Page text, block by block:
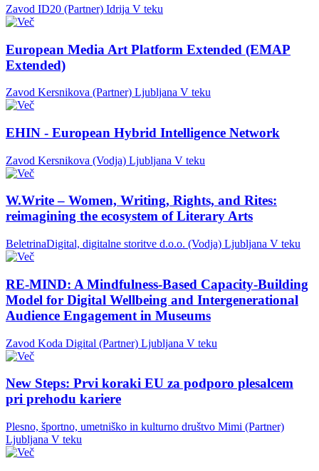
Zavod ID20 (Partner) Idrija V teku
European Media Art Platform Extended (EMAP
Extended)
Zavod Kersnikova (Partner) Ljubljana V teku
EHIN - European Hybrid Intelligence Network
Zavod Kersnikova (Vodja) Ljubljana V teku
W.Write – Women, Writing, Rights, and Rites:
reimagining the ecosystem of Literary Arts
BeletrinaDigital, digitalne storitve d.o.o. (Vodja) Ljubljana V teku
RE-MIND: A Mindfulness-Based Capacity-Building
Model for Digital Wellbeing and Intergenerational
Audience Engagement in Museums
Zavod Koda Digital (Partner) Ljubljana V teku
New Steps: Prvi koraki EU za podporo plesalcem
pri prehodu kariere
Plesno, športno, umetniško in kulturno društvo Mimi (Partner)
Ljubljana V teku